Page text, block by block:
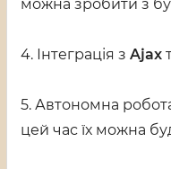
можна зробити з
4. Інтеграція з Ajax
5. Автономна
цей час їх можна